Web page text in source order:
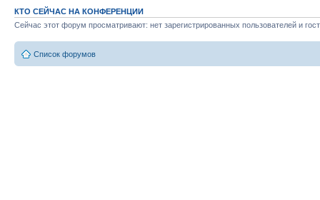
КТО СЕЙЧАС НА КОНФЕРЕНЦИИ
Сейчас этот форум просматривают: нет зарегистрированных пользователей и
Список форумов